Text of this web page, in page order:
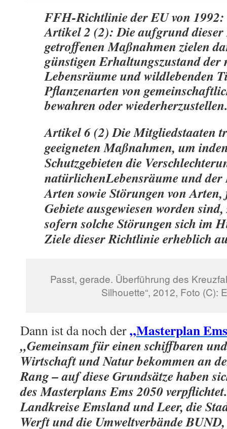
FFH-Richtlinie der EU von 1992:
Artikel 2 (2): Die aufgrund
getroffenen Maßnahmen zielen
günstigen Erhaltungszustand
Lebensräume und wildlebenden
Pflanzenarten von
bewahren oder wiederherzustellen.
Artikel 6 (2) Die Mitgliedstaaten
geeigneten Maßnahmen, um
Schutzgebieten die
natürlichenLebensräume und
Arten sowie Störungen von
Gebiete ausgewiesen worden
sofern solche Störungen sich im
Ziele dieser Richtlinie erheblich
Passt, gerade. Überführung des
Silhouette“, 2012, Foto (C):
Dann ist da noch der„Masterplan
„Gemeinsam für einen schiffbaren
Wirtschaft und Natur bekommen an
Rang – auf diese Grundsätze haben
des Masterplans Ems 2050
Landkreise Emsland und Leer, die
Werft und die Umweltverbände